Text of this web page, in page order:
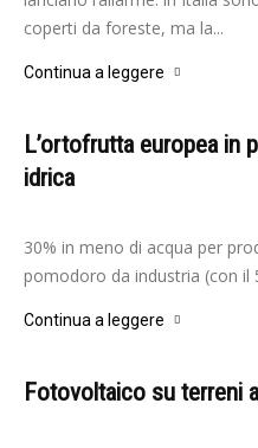
coperti da foreste, ma la...
Continua a leggere
L’ortofrutta europea in
idrica
Redazione
30% in meno di acqua per
pomodoro da industria (con il
Continua a leggere
Fotovoltaico su terreni
Redazione - 17 Ottobre 2022